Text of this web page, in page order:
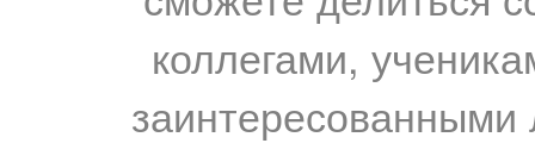
коллегами,